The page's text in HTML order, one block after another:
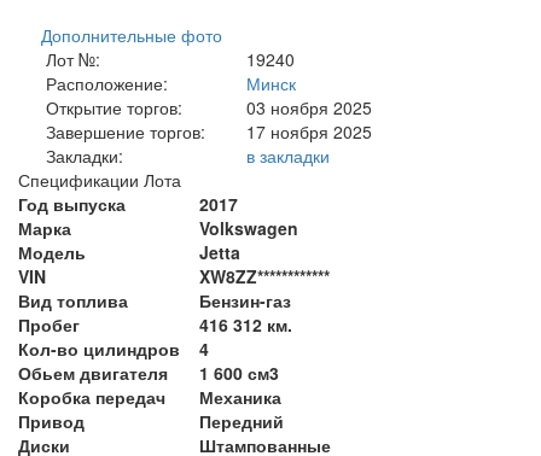
Дополнительные фото
Лот №:
19240
Расположение:
Минск
Открытие торгов:
03 ноября 2025
Завершение торгов:
17 ноября 2025
Закладки:
в закладки
Спецификации Лота
Год выпуска
2017
Марка
Volkswagen
Модель
Jetta
VIN
XW8ZZ************
Вид топлива
Бензин-газ
Пробег
416 312 км.
Кол-во цилиндров
4
Обьем двигателя
1 600 см3
Коробка передач
Механика
Привод
Передний
Диски
Штампованные